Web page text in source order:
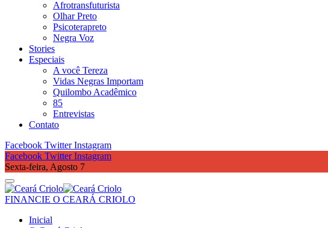
Afrotransfuturista
Olhar Preto
Psicoterapreto
Negra Voz
Stories
Especiais
A você Tereza
Vidas Negras Importam
Quilombo Acadêmico
85
Entrevistas
Contato
Facebook Twitter Instagram
Facebook Twitter Instagram
Sexta-feira, Agosto 7
FINANCIE O CEARÁ CRIOLO
Inicial